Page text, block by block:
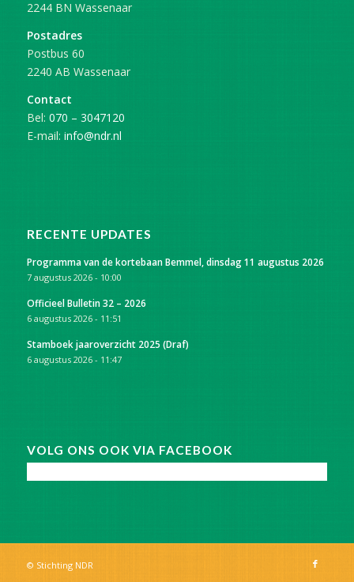
2244 BN Wassenaar
Postadres
Postbus 60
2240 AB Wassenaar
Contact
Bel: 070 – 3047120
E-mail: info@ndr.nl
RECENTE UPDATES
Programma van de kortebaan Bemmel, dinsdag 11 augustus 2026
7 augustus 2026 - 10:00
Officieel Bulletin 32 – 2026
6 augustus 2026 - 11:51
Stamboek jaaroverzicht 2025 (Draf)
6 augustus 2026 - 11:47
VOLG ONS OOK VIA FACEBOOK
© Stichting NDR